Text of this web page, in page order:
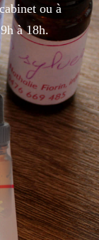
ou à
à 18h.